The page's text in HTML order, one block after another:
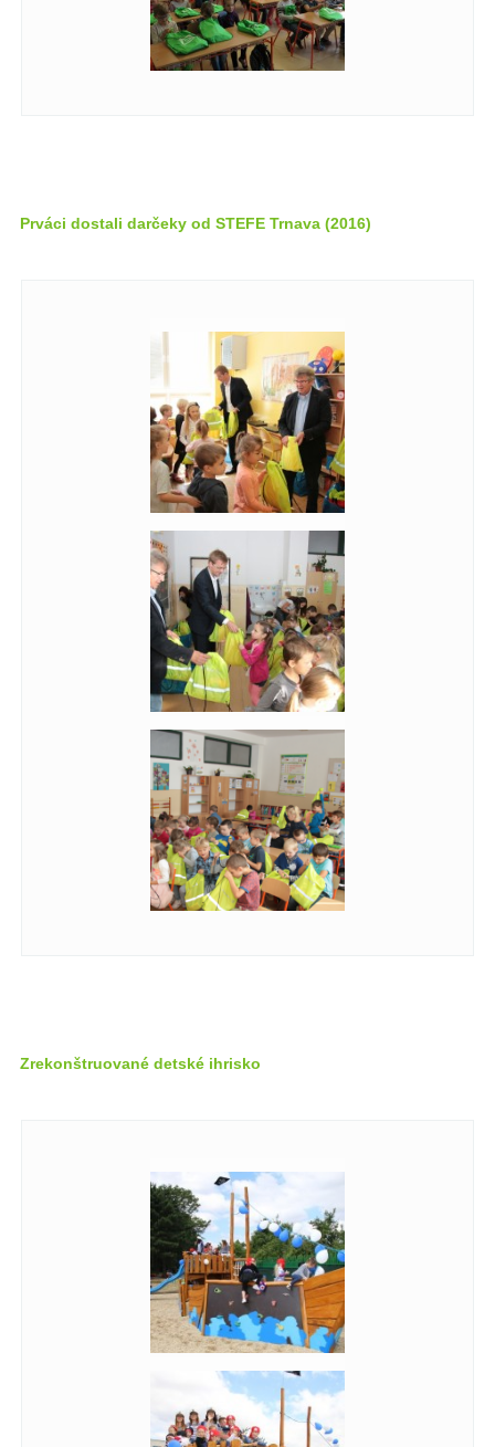
Prváci dostali darčeky od STEFE Trnava (2016)
Zrekonštruované detské ihrisko